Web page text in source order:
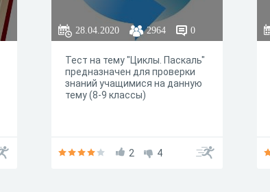
28.04.2020 2964 0
Тест на тему "Циклы. Паскаль"
предназначен для проверки
знаний учащимися на данную
тему (8-9 классы)
2 4